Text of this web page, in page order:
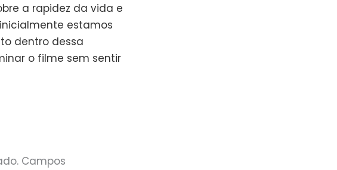
a rapidez da vida e
estamos
dentro dessa
o filme sem sentir
Campos